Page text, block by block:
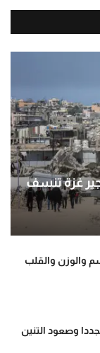
غزة تنسف
والوزن والقلب
وصعود التنين